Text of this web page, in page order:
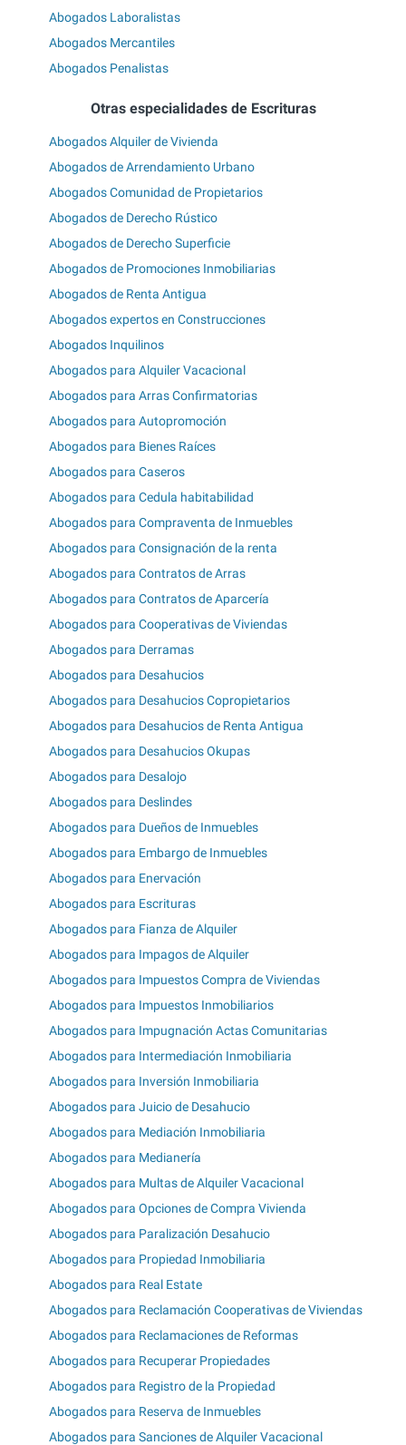
Abogados Laboralistas
Abogados Mercantiles
Abogados Penalistas
Otras especialidades de Escrituras
Abogados Alquiler de Vivienda
Abogados de Arrendamiento Urbano
Abogados Comunidad de Propietarios
Abogados de Derecho Rústico
Abogados de Derecho Superficie
Abogados de Promociones Inmobiliarias
Abogados de Renta Antigua
Abogados expertos en Construcciones
Abogados Inquilinos
Abogados para Alquiler Vacacional
Abogados para Arras Confirmatorias
Abogados para Autopromoción
Abogados para Bienes Raíces
Abogados para Caseros
Abogados para Cedula habitabilidad
Abogados para Compraventa de Inmuebles
Abogados para Consignación de la renta
Abogados para Contratos de Arras
Abogados para Contratos de Aparcería
Abogados para Cooperativas de Viviendas
Abogados para Derramas
Abogados para Desahucios
Abogados para Desahucios Copropietarios
Abogados para Desahucios de Renta Antigua
Abogados para Desahucios Okupas
Abogados para Desalojo
Abogados para Deslindes
Abogados para Dueños de Inmuebles
Abogados para Embargo de Inmuebles
Abogados para Enervación
Abogados para Escrituras
Abogados para Fianza de Alquiler
Abogados para Impagos de Alquiler
Abogados para Impuestos Compra de Viviendas
Abogados para Impuestos Inmobiliarios
Abogados para Impugnación Actas Comunitarias
Abogados para Intermediación Inmobiliaria
Abogados para Inversión Inmobiliaria
Abogados para Juicio de Desahucio
Abogados para Mediación Inmobiliaria
Abogados para Medianería
Abogados para Multas de Alquiler Vacacional
Abogados para Opciones de Compra Vivienda
Abogados para Paralización Desahucio
Abogados para Propiedad Inmobiliaria
Abogados para Real Estate
Abogados para Reclamación Cooperativas de Viviendas
Abogados para Reclamaciones de Reformas
Abogados para Recuperar Propiedades
Abogados para Registro de la Propiedad
Abogados para Reserva de Inmuebles
Abogados para Sanciones de Alquiler Vacacional